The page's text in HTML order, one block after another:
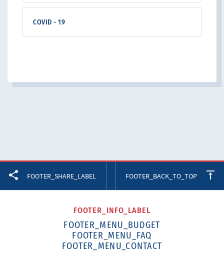
COVID - 19
FOOTER_SHARE_LABEL FOOTER_BACK_TO_TOP
FOOTER_INFO_LABEL
FOOTER_MENU_BUDGET
FOOTER_MENU_FAQ
FOOTER_MENU_CONTACT